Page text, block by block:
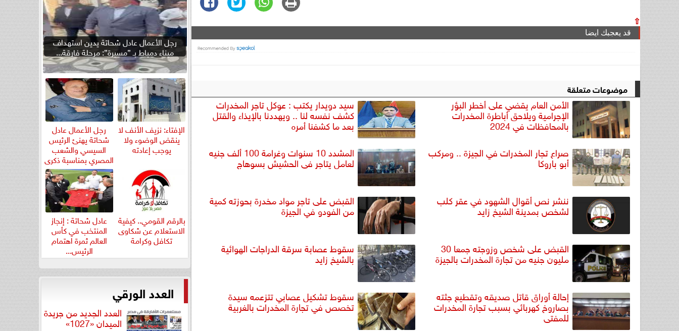
⇧
قد يعجبك ايضا
موضوعات متعلقة
الأمن العام يقضي على أخطر البؤر
الإجرامية ويلاحق أباطرة المخدرات
بالمحافظات في 2024
سيد دويدار يكتب : عوكل تاجر المخدرات
كشف نفسه لنا .. ويهددنا بالإيذاء والقتل
بعد ما كشفنا أمره
صراع تجار المخدرات في الجيزة .. ومركب
أبو باروكا
المشدد 10 سنوات وغرامة 100 ألف جنيه
لعامل يتاجر فى الحشيش بسوهاج
ننشر نص أقوال الشهود في عقر كلب
لشخص بمدينة الشيخ زايد
القبض على تاجر مواد مخدرة بحوزته كمية
من الفودو في الجيزة
القبض على شخص وزوجته جمعا 30
مليون جنيه من تجارة المخدرات بالجيزة
سقوط عصابة سرقة الدراجات الهوائية
بالشيخ زايد
إحالة أوراق قاتل صديقه وتقطيع جثته
بصاروخ كهربائي بسبب تجارة المخدرات
للمفتى
سقوط تشكيل عصابي تتزعمه سيدة
تخصص في تجارة المخدرات بالغربية
رجل الأعمال عادل شحاتة يدين استهداف
ميناء دمياط بـ ”مسيرة”: مرحلة فارقة...
الإفتاء: نزيف الأنف لا
ينقض الوضوء ولا
يوجب إعادته
رجل الأعمال عادل
شحاتة يهنئ الرئيس
السيسي والشعب
المصري بمناسبة ذكرى
ثورة...
بالرقم القومي.. كيفية
الاستعلام عن شكاوى
تكافل وكرامة
عادل شحاتة : إنجاز
المنتخب في كأس
العالم ثمرة اهتمام
الرئيس...
العدد الورقي
العدد الجديد من جريدة
الميدان «1027»